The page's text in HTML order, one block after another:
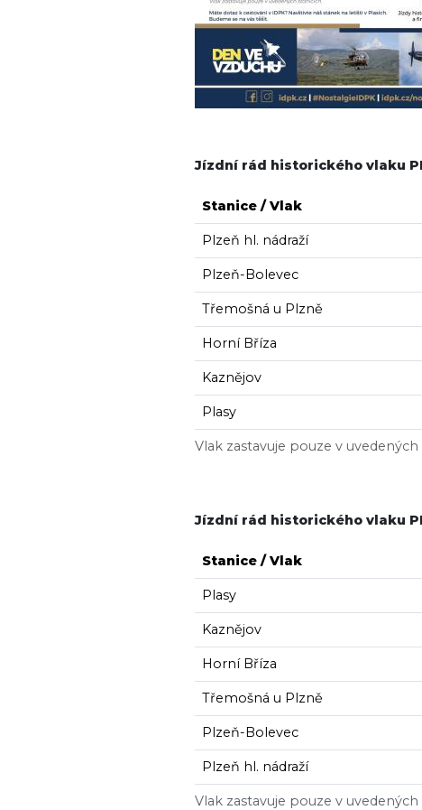
Jízdní rád historického vlaku
Vlak zastavuje pouze v
Stanice / Vlak
Plzeň hl. nádraží
Plzeň-Bolevec
Třemošná u Plzně
Horní Bříza
Kaznějov
Plasy
Jízdní rád historického vlaku
Vlak zastavuje pouze v
Stanice / Vlak
Plasy
Kaznějov
Horní Bříza
Třemošná u Plzně
Plzeň-Bolevec
Plzeň hl. nádraží